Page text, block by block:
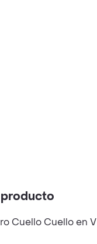
Cuello Cuello en V